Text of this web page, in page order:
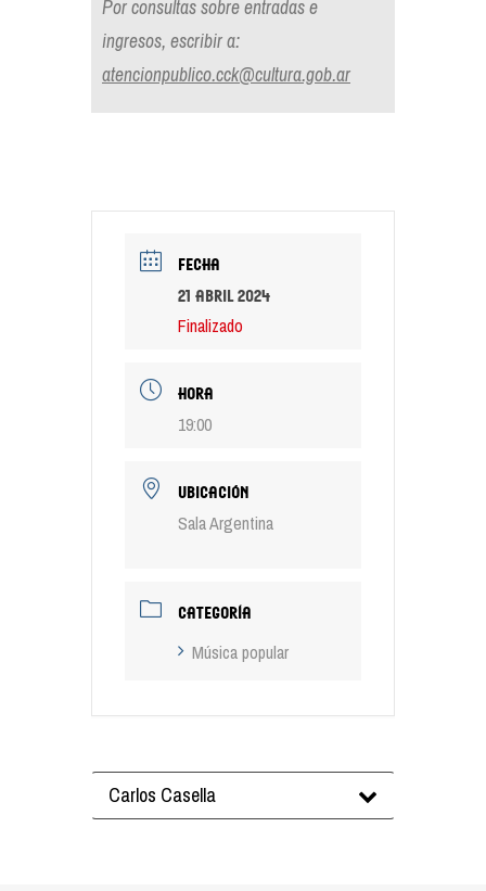
Por consultas sobre entradas e
ingresos, escribir a:
atencionpublico.cck@cultura.gob.ar
FECHA
21 abril 2024
Finalizado
HORA
19:00
UBICACIÓN
Sala Argentina
CATEGORÍA
Música popular
Carlos Casella